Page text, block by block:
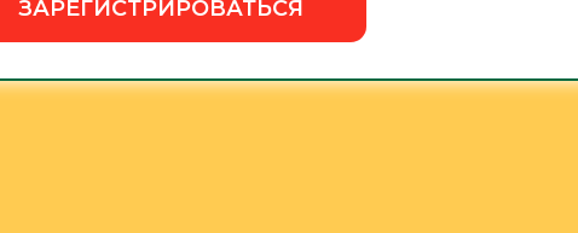
ЗАРЕГИСТРИРОВАТЬСЯ